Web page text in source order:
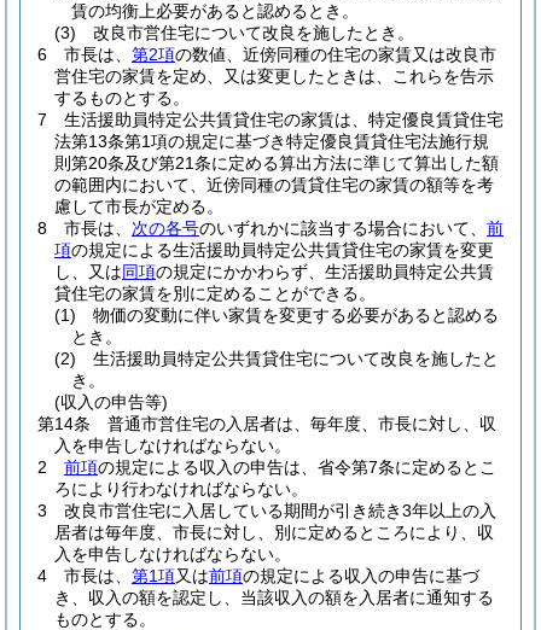
賃の均衡上必要があると認めるとき。
(3)
改良市営住宅について改良を施したとき。
6
市長は、 第2項の数値、近傍同種の住宅の家賃又は改良市
営住宅の家賃を定め、又は変更したときは、これらを告示
するものとする。
7
生活援助員特定公共賃貸住宅の家賃は、特定優良賃貸住宅
法第13条第1項の規定に基づき特定優良賃貸住宅法施行規
則第20条及び第21条に定める算出方法に準じて算出した額
の範囲内において、近傍同種の賃貸住宅の家賃の額等を考
慮して市長が定める。
8
市長は、 次の各号のいずれかに該当する場合において、 前
項の規定による生活援助員特定公共賃貸住宅の家賃を変更
し、又は同項の規定にかかわらず、生活援助員特定公共賃
貸住宅の家賃を別に定めることができる。
(1)
物価の変動に伴い家賃を変更する必要があると認める
とき。
(2)
生活援助員特定公共賃貸住宅について改良を施したと
き。
(収入の申告等)
第14条
普通市営住宅の入居者は、毎年度、市長に対し、収
入を申告しなければならない。
2
前項の規定による収入の申告は、省令第7条に定めるとこ
ろにより行わなければならない。
3
改良市営住宅に入居している期間が引き続き3年以上の入
居者は毎年度、市長に対し、別に定めるところにより、収
入を申告しなければならない。
4
市長は、 第1項又は前項の規定による収入の申告に基づ
き、収入の額を認定し、当該収入の額を入居者に通知する
ものとする。